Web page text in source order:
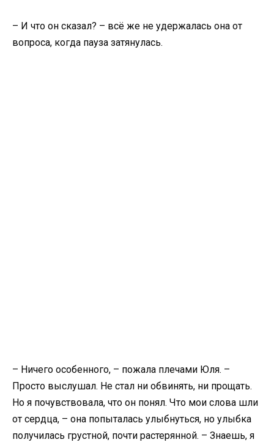
– И что он сказал? – всё же не удержалась она от
вопроса, когда пауза затянулась.
– Ничего особенного, – пожала плечами Юля. –
Просто выслушал. Не стал ни обвинять, ни прощать.
Но я почувствовала, что он понял. Что мои слова шли
от сердца, – она попыталась улыбнуться, но улыбка
получилась грустной, почти растерянной. – Знаешь, я